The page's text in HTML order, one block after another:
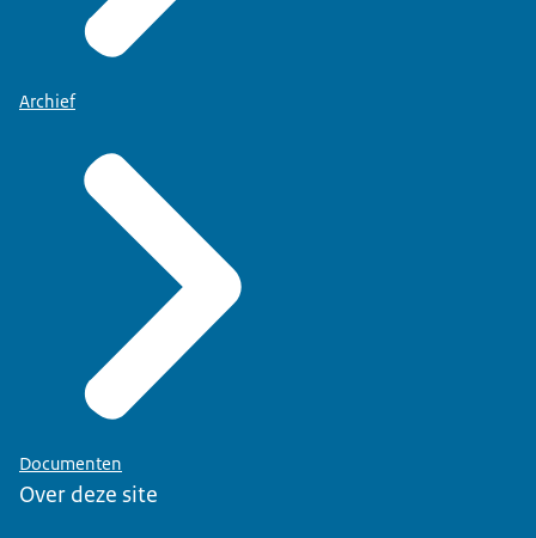
Archief
Documenten
Over deze site